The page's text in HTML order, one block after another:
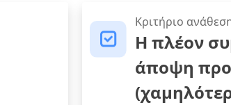
Κριτήριο
Η πλέον
άποψη